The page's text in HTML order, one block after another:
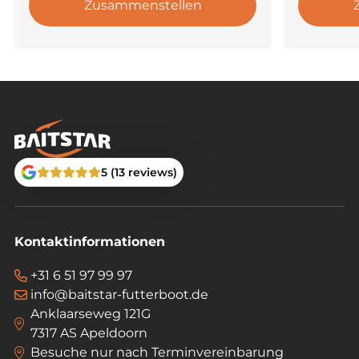
zusätzliche Aufmerksamkeit am Futterplatz
Zusammenstellen
5 (13 reviews)
Kontaktinformationen
+31 6 51 97 99 97
info@baitstar-futterboot.de
Anklaarseweg 121G
7317 AS Apeldoorn
Besuche nur nach Terminvereinbarung